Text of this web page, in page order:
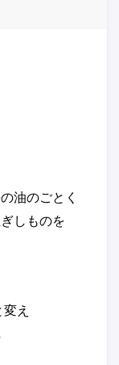
油のごとく
しものを
え